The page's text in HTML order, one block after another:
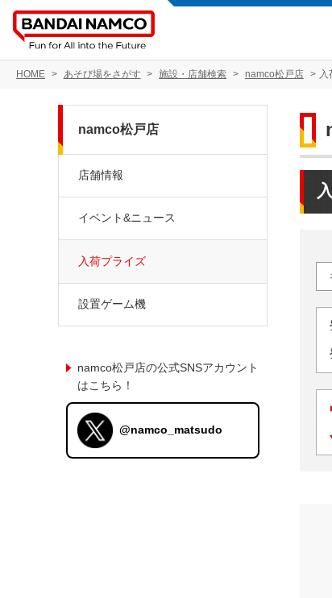
HOME あそび場をさがす 施設・店舗検索 namco松戸店 入
namco松戸店
店舗情報
イベント&ニュース
入荷プライズ
設置ゲーム機
namco松戸店の公式SNSアカウント
はこちら！
@namco_matsudo